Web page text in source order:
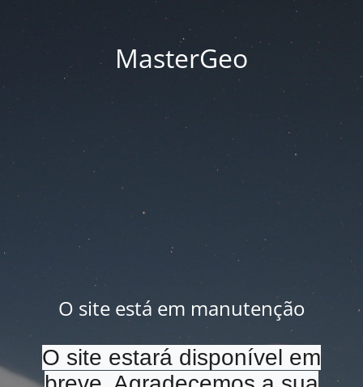
MasterGeo
O site está em manutenção
O site estará disponível em